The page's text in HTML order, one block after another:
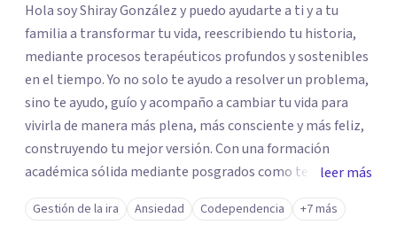
Hola soy Shiray González y puedo ayudarte a ti y a tu
familia a transformar tu vida, reescribiendo tu historia,
mediante procesos terapéuticos profundos y sostenibles
en el tiempo. Yo no solo te ayudo a resolver un problema,
sino te ayudo, guío y acompaño a cambiar tu vida para
vivirla de manera más plena, más consciente y más feliz,
construyendo tu mejor versión. Con una formación
académica sólida mediante posgrados como terapeuta
breve, familiar e infantil, así como con respaldo
profesional y experiencia clínica de más de 26 años y
leer más
Gestión de la ira Ansiedad Codependencia +7 más